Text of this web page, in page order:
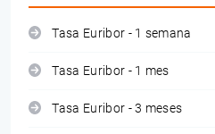
Tasa Euribor - 1 semana
Tasa Euribor - 1 mes
Tasa Euribor - 3 meses